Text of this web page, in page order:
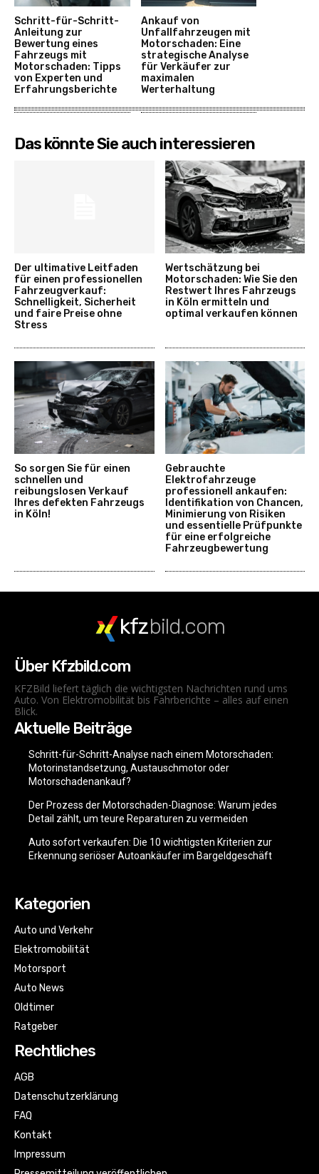
Schritt-für-Schritt-
Anleitung zur
Bewertung eines
Fahrzeugs mit
Motorschaden: Tipps
von Experten und
Erfahrungsberichte
Ankauf von
Unfallfahrzeugen mit
Motorschaden: Eine
strategische Analyse
für Verkäufer zur
maximalen
Werterhaltung
Das könnte Sie auch interessieren
Der ultimative Leitfaden
für einen professionellen
Fahrzeugverkauf:
Schnelligkeit, Sicherheit
und faire Preise ohne
Stress
Wertschätzung bei
Motorschaden: Wie Sie den
Restwert Ihres Fahrzeugs
in Köln ermitteln und
optimal verkaufen können
So sorgen Sie für einen
schnellen und
reibungslosen Verkauf
Ihres defekten Fahrzeugs
in Köln!
Gebrauchte
Elektrofahrzeuge
professionell ankaufen:
Identifikation von Chancen,
Minimierung von Risiken
und essentielle Prüfpunkte
für eine erfolgreiche
Fahrzeugbewertung
kfzbild.com
Über Kfzbild.com
KFZBild liefert täglich die wichtigsten Nachrichten rund ums
Auto. Von Elektromobilität bis Fahrberichte – alles auf einen
Blick.
Aktuelle Beiträge
Schritt-für-Schritt-Analyse nach einem Motorschaden:
Motorinstandsetzung, Austauschmotor oder
Motorschadenankauf?
Der Prozess der Motorschaden-Diagnose: Warum jedes
Detail zählt, um teure Reparaturen zu vermeiden
Auto sofort verkaufen: Die 10 wichtigsten Kriterien zur
Erkennung seriöser Autoankäufer im Bargeldgeschäft
Kategorien
Auto und Verkehr
Elektromobilität
Motorsport
Auto News
Oldtimer
Ratgeber
Rechtliches
AGB
Datenschutzerklärung
FAQ
Kontakt
Impressum